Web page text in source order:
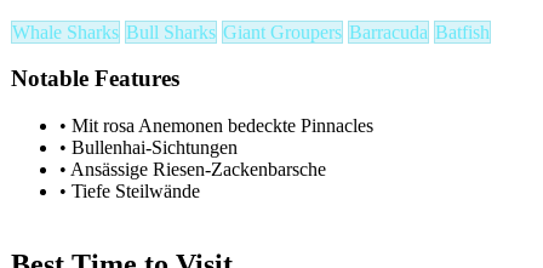
Whale Sharks Bull Sharks Giant Groupers Barracuda Batfish
Notable Features
• Mit rosa Anemonen bedeckte Pinnacles
• Bullenhai-Sichtungen
• Ansässige Riesen-Zackenbarsche
• Tiefe Steilwände